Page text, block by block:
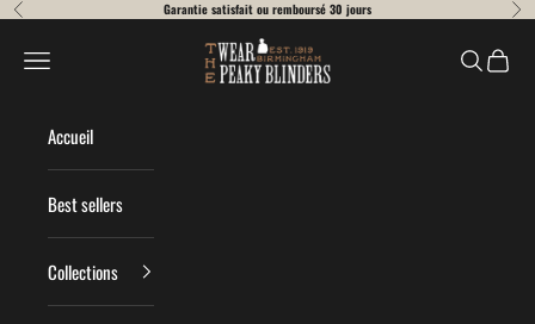
Passer au contenu
Précédent Garantie satisfait ou remboursé 30 jours
Wear Peaky Blinders
Menu Recherche
Panier
Accueil
Best sellers
Collections